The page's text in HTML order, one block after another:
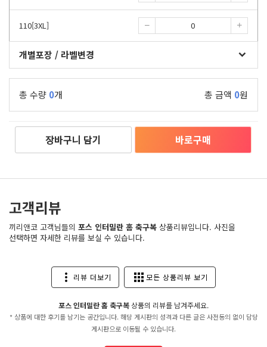
110[3XL]
개별포장 / 라벨변경
총 수량 0개 총 금액 0원
장바구니 담기 바로구매
고객리뷰
끼리앤코 고객님들의 포스 인터밀란 홈 축구복 상품리뷰입니다. 사진을
선택하면 자세한 리뷰를 보실 수 있습니다.
more_vert 리뷰 더보기 apps 모든 상품리뷰 보기
포스 인터밀란 홈 축구복상품의 리뷰를 남겨주세요.
* 상품에 대한 후기를 남기는 공간입니다. 해당 게시판의 성격과 다른 글은 사전동의 없이 담당
게시판으로 이동될 수 있습니다.